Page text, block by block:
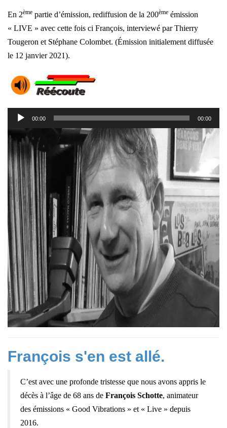
En 2ème partie d’émission, rediffusion de la 200ème émission
« LIVE » avec cette fois ci François, interviewé parThierry
Tougeron et Stéphane Colombet. (Émission initialement diffusée
le 12 janvier 2021).
Lecteur
audio
00:00 00:00
François s'en est allé.
C’est avec une profonde tristesse que nous avons appris le
décès à l’âge de 68 ans de François Schotte, animateur
des émissions « Good Vibrations » et « Live » depuis
2016.